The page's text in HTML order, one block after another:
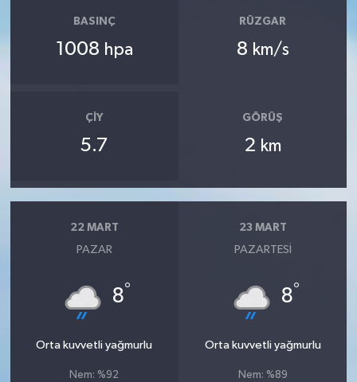
BASINÇ
1008 hpa
RÜZGAR
8 km/s
ÇIY
5.7
GÖRÜŞ
2 km
22 MART
PAZAR
8°
Orta kuvvetli yağmurlu
Nem: %92
23 MART
PAZARTESI
8°
Orta kuvvetli yağmurlu
Nem: %89